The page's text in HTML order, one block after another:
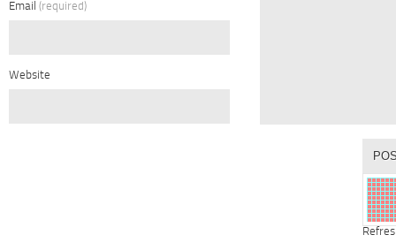
Email (required)
Website